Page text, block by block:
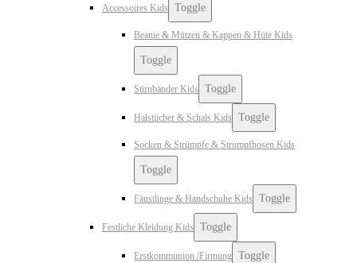
Accessoires Kids Toggle
Beanie & Mützen & Kappen & Hüte Kids
Toggle
Stirnbänder Kids Toggle
Halstücher & Schals Kids Toggle
Socken & Strümpfe & Strumpfhosen Kids
Toggle
Fäustlinge & Handschuhe Kids Toggle
Festliche Kleidung Kids Toggle
Erstkommunion /Firmung Toggle